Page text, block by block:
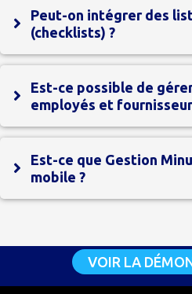
Peut-on intégrer des
(checklists) ?
Est-ce possible de
employés et
Est-ce que Gestion
mobile ?
VOIR LA